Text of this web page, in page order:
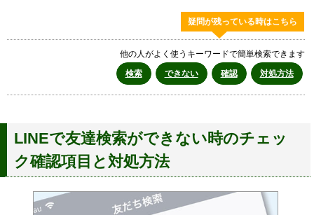
疑問が残っている時はこちら
他の人がよく使うキーワードで簡単検索できます
検索
できない 確認 対処方法
LINEで友達検索ができない時のチェッ
ク確認項目と対処方法